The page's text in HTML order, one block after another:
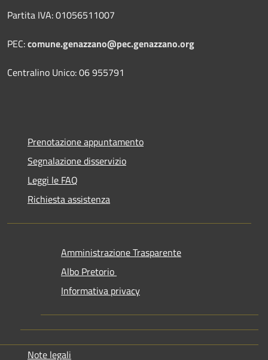
Partita IVA: 01056511007
PEC:comune.genazzano@pec.genazzano.org
Centralino Unico: 06 955791
Prenotazione appuntamento
Segnalazione disservizio
Leggi le FAQ
Richiesta assistenza
Amministrazione Trasparente
Albo Pretorio
Informativa privacy
Note legali